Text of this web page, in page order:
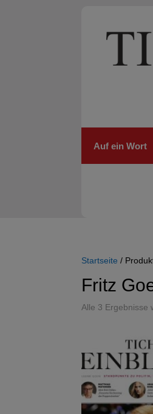
Auf ein Wort
Startseite /
Fritz
Alle 3 Ergebnisse